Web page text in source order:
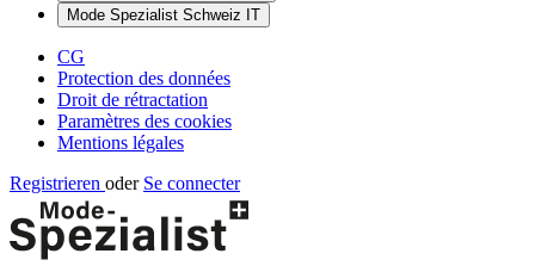
Mode Spezialist Schweiz IT
CG
Protection des données
Droit de rétractation
Paramètres des cookies
Mentions légales
Registrieren oder Se connecter